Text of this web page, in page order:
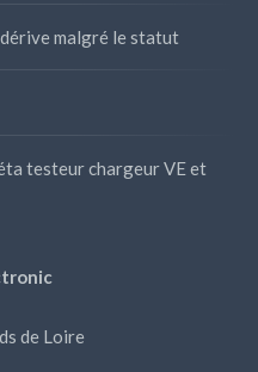
dérive malgré le statut
testeur chargeur VE et
de Loire